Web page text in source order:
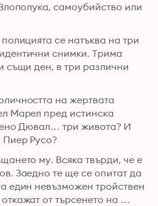
самоубийство или
се натъква на три
снимки. Трима
същи ден, в три различни
на жертвата
Марел пред истинска
Дювал… три живота? И
Русо?
му. Всяка твърди, че е
Заедно те ще се опитат да
един невъзможен тройствен
от търсенето на